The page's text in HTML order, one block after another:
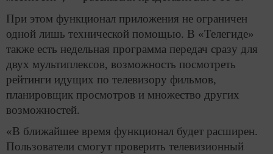
При этом функционал приложения не ограничен
одной лишь технической помощью. В «Телегиде»
также есть недельная программа передач сразу для
двух мультиплексов, возможность посмотреть
рейтинги идущих по телевизору фильмов,
планировщик просмотров и множество других
возможностей.
«В ближайшее время функционал будет расширен.
Пользователи смогут проверить телевизионный